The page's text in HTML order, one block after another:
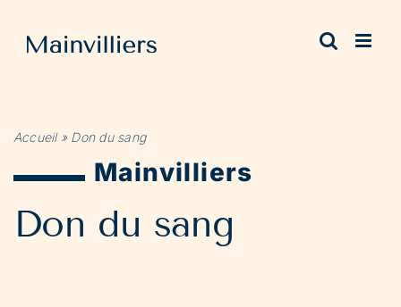
contenu
Accueil» Don du sang
Mainvilliers
Don du sang